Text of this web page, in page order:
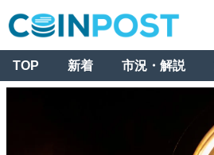
TOP 新着 市況・解説